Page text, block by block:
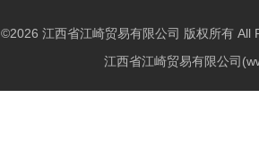
©2026 江西省江崎贸易有限公司 版权所有 All
江西省江崎贸易有限公司